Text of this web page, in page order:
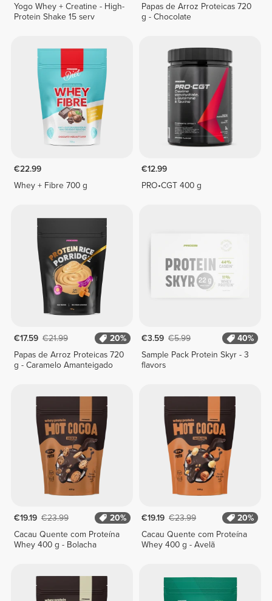
Yogo Whey + Creatine - High-
Protein Shake 15 serv
Papas de Arroz Proteicas 720
g - Chocolate
€22.99
Whey + Fibre 700 g
€12.99
PRO•CGT 400 g
€17.59 €21.99
20%
Papas de Arroz Proteicas 720
g - Caramelo Amanteigado
€3.59 €5.99
40%
Sample Pack Protein Skyr - 3
flavors
€19.19 €23.99
20%
Cacau Quente com Proteína
Whey 400 g - Bolacha
€19.19 €23.99
20%
Cacau Quente com Proteína
Whey 400 g - Avelã